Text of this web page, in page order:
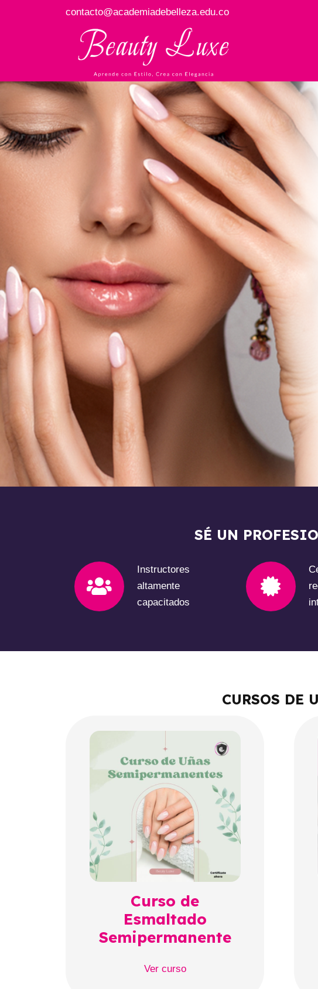
contacto@academiadebelleza.edu.co
SÉ UN
Instructores
altamente
capacitados
CURSOS DE
Curso de
Esmaltado
Semipermanente
Ver curso